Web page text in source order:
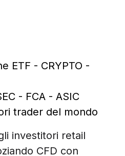
ETF - CRYPTO -
- FCA - ASIC
trader del mondo
investitori retail
CFD con